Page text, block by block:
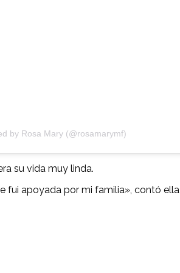
by Rosa Mary (@rosamarymf)
su vida muy linda.
fui apoyada por mi familia», contó